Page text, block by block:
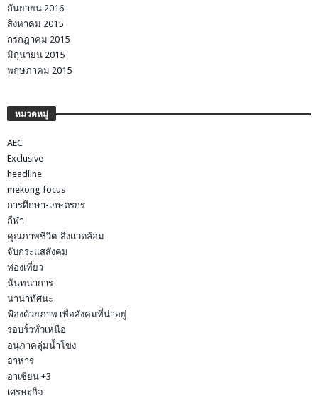
กันยายน 2016
สิงหาคม 2015
กรกฎาคม 2015
มิถุนายน 2015
พฤษภาคม 2015
หมวดหมู่
AEC
Exclusive
headline
mekong focus
การศึกษา-เกษตรกร
กีฬา
คุณภาพชีวิต-สิ่งแวดล้อม
จับกระแสสังคม
ท่องเที่ยว
นันทนาการ
นานาทัศนะ
ฟ้องด้วยภาพ เพื่อสังคมที่น่าอยู่
รอบรั้วทั่วเหนือ
อนุภาคลุ่มน้ำโขง
อาหาร
อาเซียน +3
เศรษฐกิจ